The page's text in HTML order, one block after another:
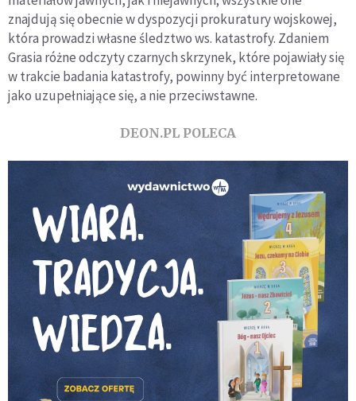
znajdują się obecnie w dyspozycji prokuratury wojskowej,
która prowadzi własne śledztwo ws. katastrofy. Zdaniem
Grasia różne odczyty czarnych skrzynek, które pojawiały się
w trakcie badania katastrofy, powinny być interpretowane
jako uzupełniające się, a nie przeciwstawne.
DEON.PL POLECA